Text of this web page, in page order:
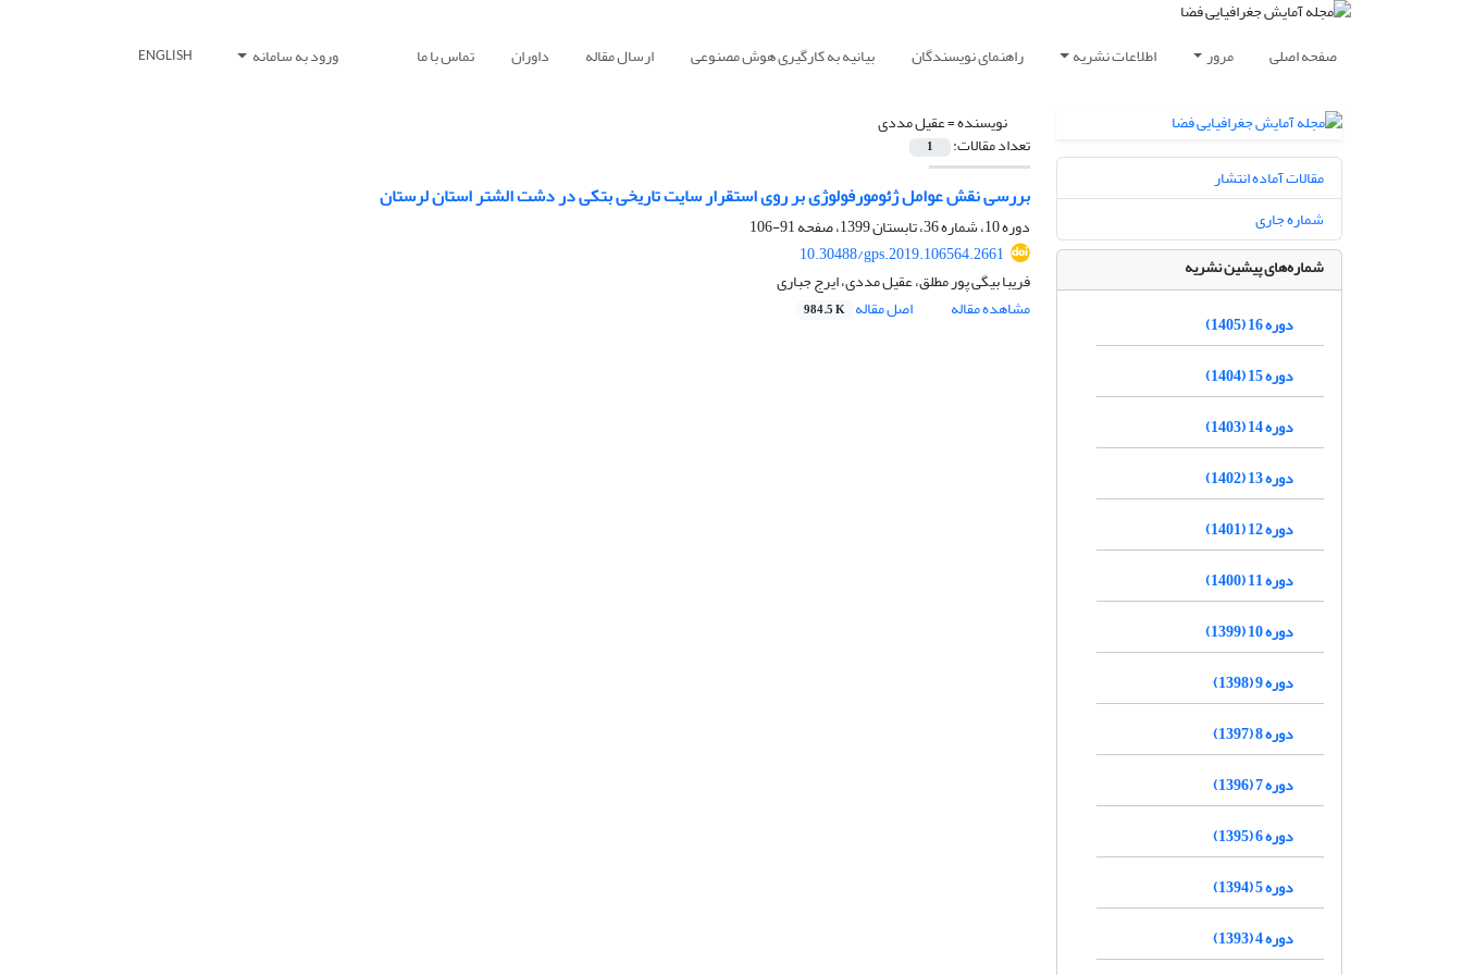
صفحه اصلی مرور اطلاعات نشریه راهنمای نویسندگان بیانیه به کارگیری هوش مصنوعی ارسال مقاله داوران تماس با ما ورود به سامانه ENGLISH
نویسنده =عقیل مددی
تعداد مقالات: 1
بررسی نقش عوامل ژئومورفولوژی بر روی استقرار سایت‌ تاریخی بتکی در دشت الشتر استان لرستان
دوره 10، شماره 36، تابستان 1399، صفحه
91-106
10.30488/gps.2019.106564.2661
فریبا بیگی پور مطلق، عقیل مددی، ایرج جباری
مشاهده مقاله
اصل مقاله 984.5 K
مقالات آماده انتشار
شماره جاری
شماره‌های پیشین نشریه
دوره 16 (1405)
دوره 15 (1404)
دوره 14 (1403)
دوره 13 (1402)
دوره 12 (1401)
دوره 11 (1400)
دوره 10 (1399)
دوره 9 (1398)
دوره 8 (1397)
دوره 7 (1396)
دوره 6 (1395)
دوره 5 (1394)
دوره 4 (1393)